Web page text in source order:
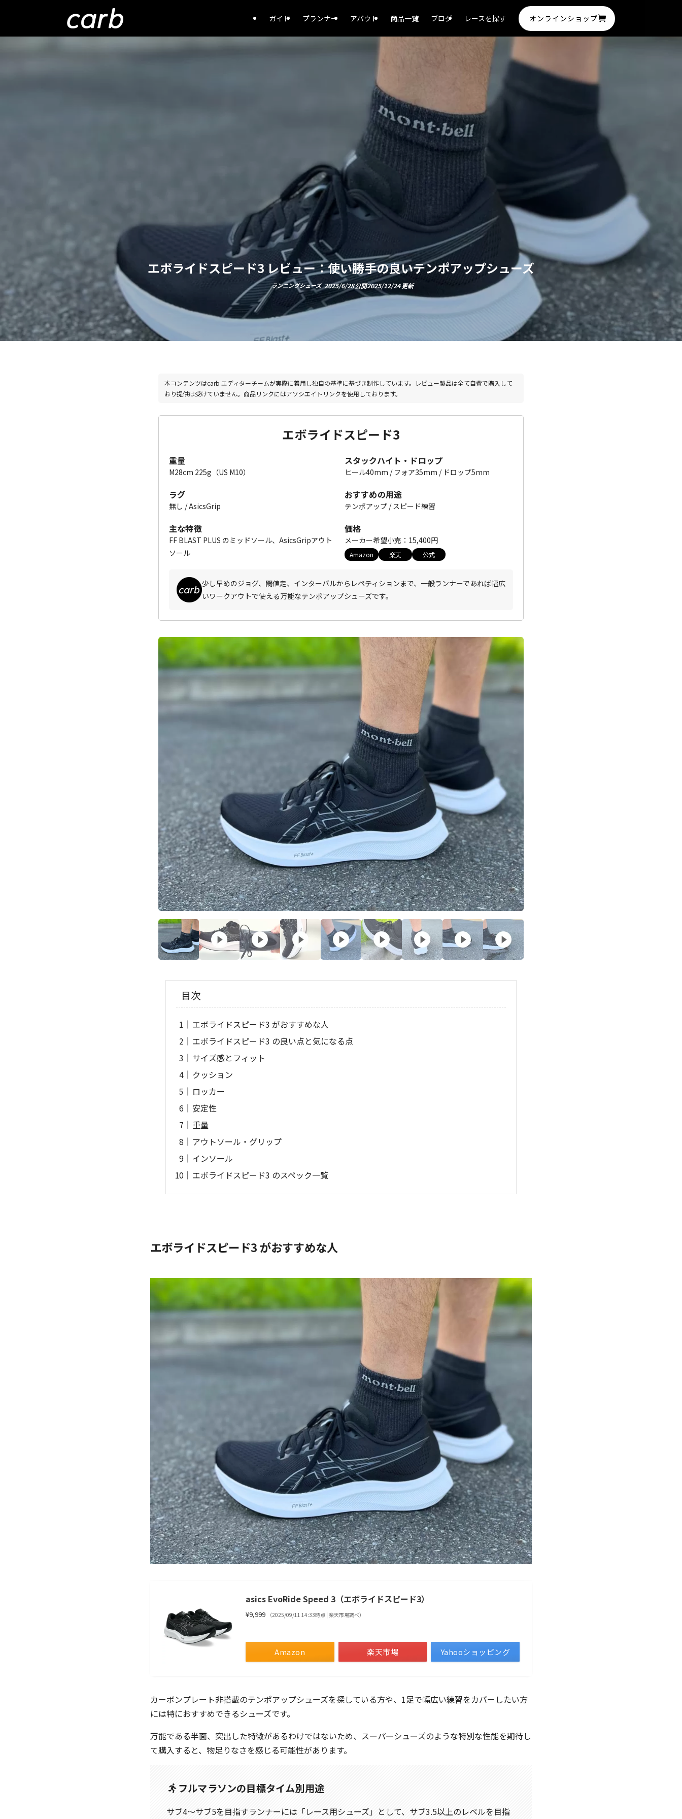
ガイド プランナー アバウト 商品一覧 ブログ レースを探す オンラインショップ
エボライドスピード3 レビュー：使い勝手の良いテンポアップシューズ
ランニングシューズ 2025/6/28 2025/12/24
本コンテンツはcarb エディターチームが実際に着用し独自の基準に基づき制作しています。レビュー製品は全て自費で購入して
おり提供は受けていません。商品リンクにはアソシエイトリンクを使用しております。
エボライドスピード3
重量
M28cm 225g（US M10）
スタックハイト・ドロップ
ヒール40mm / フォア35mm / ドロップ5mm
ラグ
無し / AsicsGrip
おすすめの用途
テンポアップ / スピード練習
主な特徴
FF BLAST PLUS のミッドソール、AsicsGripアウト
ソール
価格
メーカー希望小売：15,400円
Amazon 楽天 公式
少し早めのジョグ、閾値走、インターバルからレペティションまで、一般ランナーであれば幅広
いワークアウトで使える万能なテンポアップシューズです。
目次
エボライドスピード3 がおすすめな人
エボライドスピード3 の良い点と気になる点
サイズ感とフィット
クッション
ロッカー
安定性
重量
アウトソール・グリップ
インソール
エボライドスピード3 のスペック一覧
エボライドスピード3 がおすすめな人
asics EvoRide Speed 3（エボライドスピード3）
¥9,999 （2025/09/11 14:33時点 | 楽天市場調べ）
Amazon 楽天市場 Yahooショッピング
カーボンプレート非搭載のテンポアップシューズを探している方や、1足で幅広い練習をカバーしたい方
には特におすすめできるシューズです。
万能である半面、突出した特徴があるわけではないため、スーパーシューズのような特別な性能を期待し
て購入すると、物足りなさを感じる可能性があります。
フルマラソンの目標タイム別用途
サブ4〜サブ5を目指すランナーには「レース用シューズ」として、サブ3.5以上のレベルを目指